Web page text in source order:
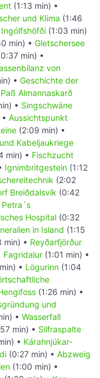
(1:13 min) •
und Klima (1:46
Ingólfshöfði (1:03 min)
min) • Gletschersee
min) •
von
• Geschichte der
Paß Almannaskarð
• Singschwäne
Aussichtspunkt
(2:09 min) •
Kabeljaukriege
min) • Fischzucht
Ignimbritgestein (1:12
(2:02
Breiðdalsvík (0:42
Petra´s
Hospital (0:32
in Island (1:15
min) • Reyðarfjörður
Fagridalur (1:01 min) •
• Lögurinn (1:04
(1:26 min) •
und
• Wasserfall
min) • Silfraspalte
• Kárahnjúkar-
(0:27 min) • Abzweig
(1:00 min) •